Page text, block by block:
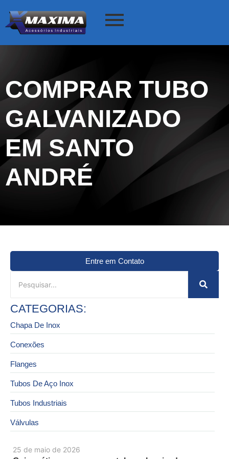
COMPRAR TUBO
GALVANIZADO
EM SANTO
ANDRÉ
25 de maio de 2026
Entre em Contato
CATEGORIAS:
Chapa De Inox
Conexões
Flanges
Tubos De Aço Inox
Tubos Industriais
Válvulas